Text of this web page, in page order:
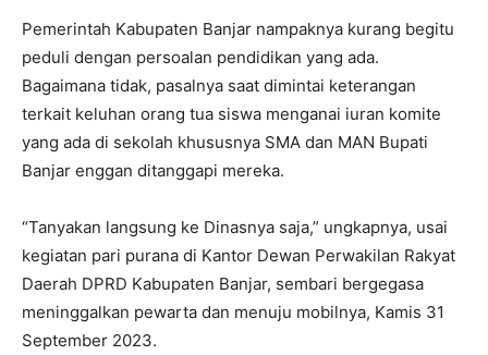
Pemerintah Kabupaten Banjar nampaknya kurang begitu
peduli dengan persoalan pendidikan yang ada.
Bagaimana tidak, pasalnya saat dimintai keterangan
terkait keluhan orang tua siswa menganai iuran komite
yang ada di sekolah khususnya SMA dan MAN Bupati
Banjar enggan ditanggapi mereka.
“Tanyakan langsung ke Dinasnya saja,” ungkapnya, usai
kegiatan pari purana di Kantor Dewan Perwakilan Rakyat
Daerah DPRD Kabupaten Banjar, sembari bergegasa
meninggalkan pewarta dan menuju mobilnya, Kamis 31
September 2023.